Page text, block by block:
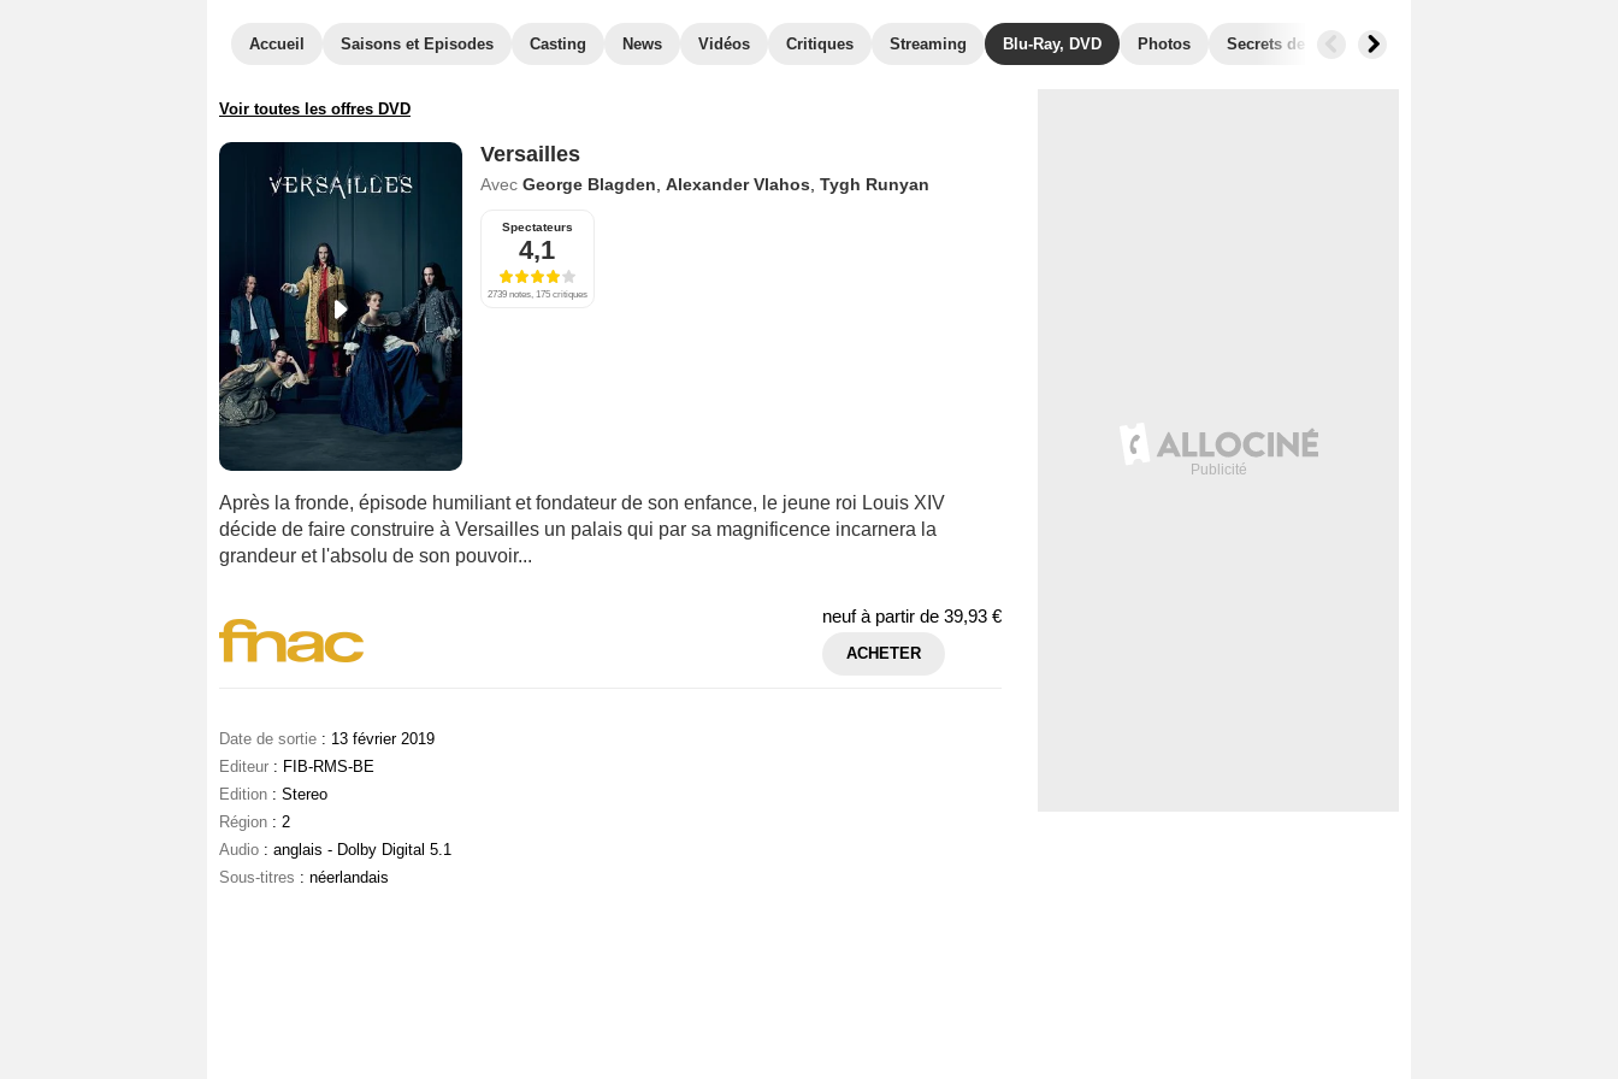
Accueil Saisons et Episodes Casting News Vidéos Critiques Streaming Blu-Ray, DVD Photos Secrets de tournage
Voir toutes les offres DVD
Versailles
Avec George Blagden Alexander Vlahos Tygh Runyan
Spectateurs
4,1
2739 notes, 175 critiques
Après la fronde, épisode humiliant et fondateur de son enfance, le jeune roi Louis XIV
décide de faire construire à Versailles un palais qui par sa magnificence incarnera la
grandeur et l'absolu de son pouvoir...
neuf à partir de 39,93 €
ACHETER
Date de sortie : 13 février 2019
Editeur : FIB-RMS-BE
Edition : Stereo
Région : 2
Audio : anglais - Dolby Digital 5.1
Sous-titres : néerlandais